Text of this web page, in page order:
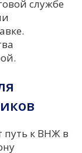
службе
путь к ВНЖ в